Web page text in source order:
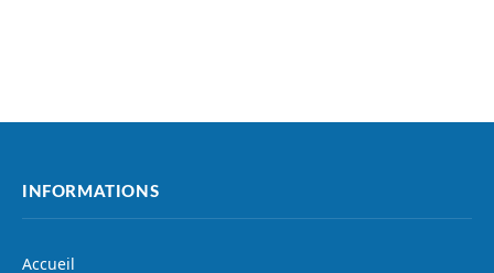
INFORMATIONS
Accueil